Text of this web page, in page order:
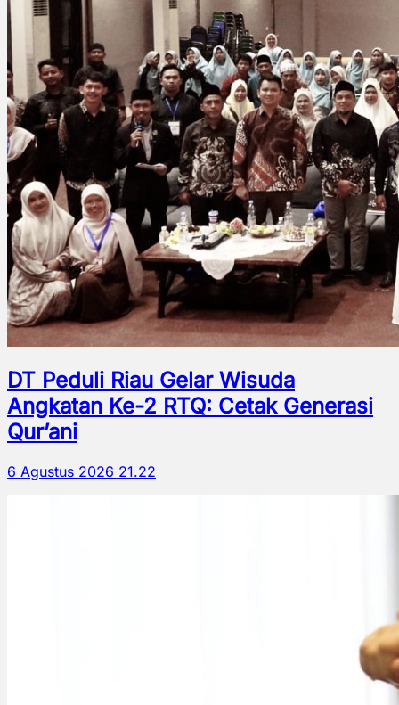
DT Peduli Riau Gelar Wisuda
Angkatan Ke-2 RTQ: Cetak Generasi
Qur’ani
6 Agustus 2026 21.22